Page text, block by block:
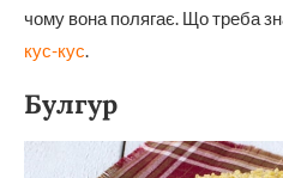
чому вона полягає. Що треба
кус-кус.
Булгур